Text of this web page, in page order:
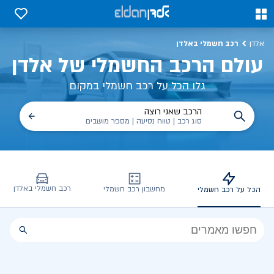
0
0
אלדן רכב חשמלי באלדן
עולם הרכב החשמלי של אלדן
גלו הכל על רכב חשמלי במקום
הרכב שאני רוצה
סוג רכב | טווח נסיעה | מספר מושבים
הכל על רכב חשמלי מחשבון רכב חשמלי רכב חשמלי באלדן
הכל
הכל על רכב חשמלי, שימושים, טכנולוגיה וכל מה שכדי לדעת | אלדן